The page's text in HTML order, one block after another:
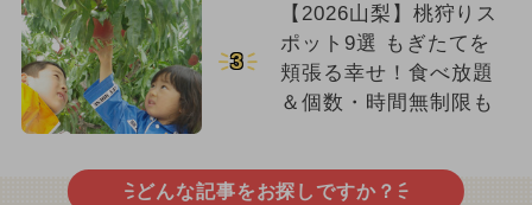
3
【2026山梨】桃狩りス
ポット9選 もぎたてを
頬張る幸せ！食べ放題
＆個数・時間無制限も
どんな記事をお探しですか？